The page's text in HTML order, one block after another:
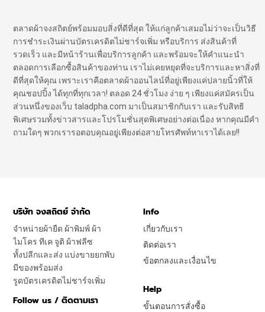
ตลาดผ้าจงสถิตย์พร้อมมอบสิ่งที่ดีที่สุด ให้แก่ลูกค้าเสมอไม่ว่าจะเป็นวิธี
การชำระเงินผ่านบัตรเครดิตไม่ชาร์จเพิ่ม หรือบริการ ส่งสินค้าที่
รวดเร็ว และมีหน้าร้านเพื่อบริการลูกค้า และพร้อมจะให้คำแนะนำ
ตลอดการเลือกซื้อสินค้าของท่าน เราไม่เคยหยุดที่จะบริการและหาสิ่งที่
ดีที่สุดให้คุณ เพราะเราคือตลาดผ้าออนไลน์ที่อยู่เพียงแค่ปลายนิ้วที่ให้
คุณชอปปิ้ง ได้ทุกที่ทุกเวลา! ตลอด 24 ชั่วโมง ง่าย ๆ เพียงแค่สมัครเป็น
ส่วนหนึ่งของเว็บ taladpha.com มาเป็นสมาชิกกับเรา และรับสิทธิ
พิเศษรวมทั้งข่าวสารและโปรโมชั่นสุดพิเศษอย่างต่อเนื่อง หากคุณมีคำ
ถามใดๆ พวกเรารอตอบคุณอยู่เพียงต่อสายโทรศัพท์หาเราได้เลย!!
บริษัท จงสถิตย์ จำกัด
จำหน่ายผ้ายืด ผ้าพิมพ์ ผ้า
ไมโคร ทีเค จูติ ผ้าฟลีซ
ทั้งปลีกและส่ง แบ่งขายยกพับ
มีของพร้อมส่ง
รูดบัตรเครดิตไม่ชาร์จเพิ่ม
Follow us / ติดตามเรา
Info
เกี่ยวกับเรา
ติดต่อเรา
ข้อตกลงและเงื่อนไข
Help
ขั้นตอนการสั่งซื้อ